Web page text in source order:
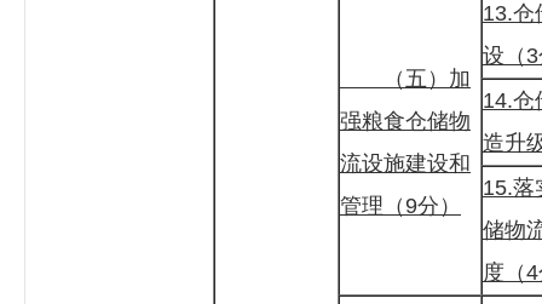
（五）加
强粮食仓储物
流设施建设和
管理（9分）
13.仓
设（
14.仓
造升
15.落
储物
度（